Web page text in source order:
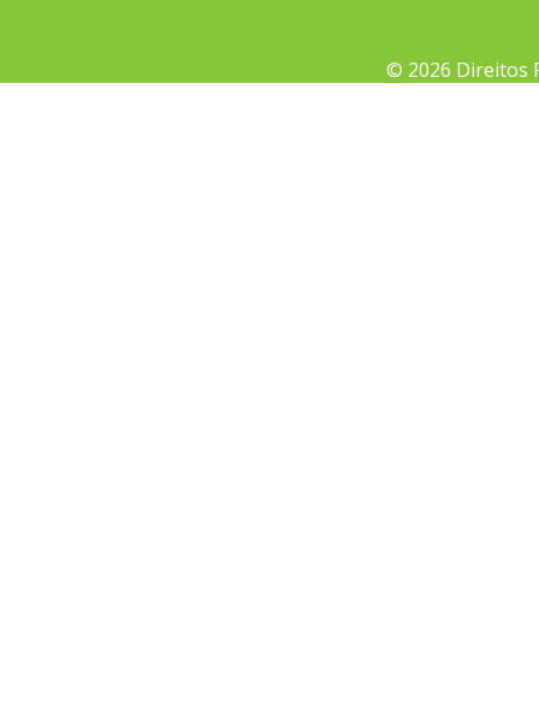
© 2026 Direitos